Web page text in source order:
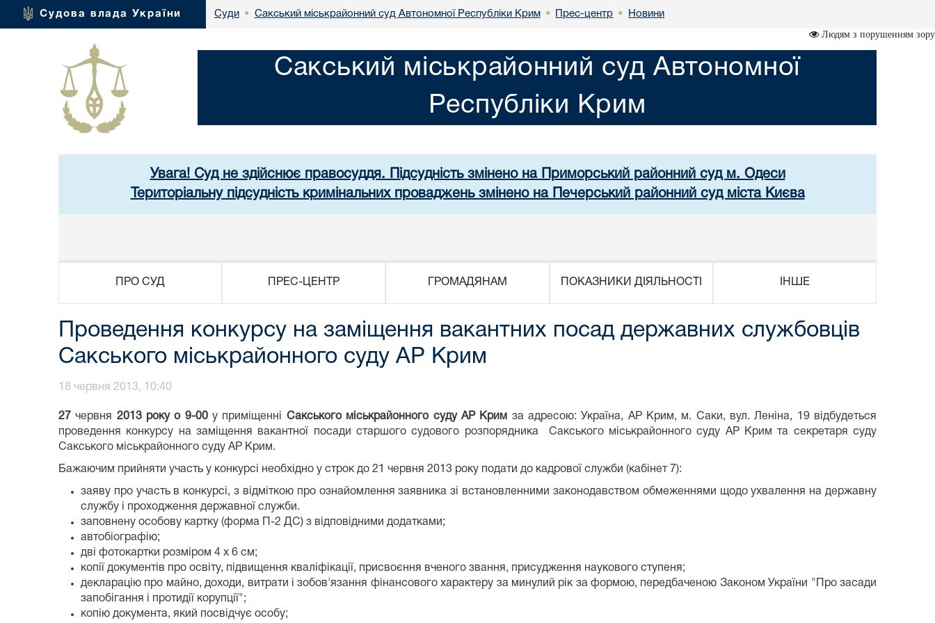
Судова влада України Суди • Сакський міськрайонний суд Автономної Республіки Крим • Прес-центр • Новини
Людям з порушенням зору
Сакський міськрайонний суд Автономної
Республіки Крим
Увага! Суд не здійснює правосуддя. Підсудність змінено на Приморський районний суд м. Одеси
Територіальну підсудність кримінальних проваджень змінено на Печерський районний суд міста Києва
ПРО СУД ПРЕС-ЦЕНТР ГРОМАДЯНАМ ПОКАЗНИКИ ДІЯЛЬНОСТІ ІНШЕ
Проведення конкурсу на заміщення вакантних посад державних службовців
Сакського міськрайонного суду АР Крим
18 червня 2013, 10:40
27 червня 2013 року о 9-00у приміщенні Сакського міськрайонного суду АР Крим за адресою: Україна, АР Крим, м. Саки, вул. Леніна, 19 відбудеться
проведення конкурсу на заміщення вакантної посади старшого судового розпорядника Сакського міськрайонного суду АР Крим та секретаря суду
Сакського міськрайонного суду АР Крим.
Бажаючим прийняти участь у конкурсі необхідно у строк до 21 червня 2013 року подати до кадрової служби (кабінет 7):
заяву про участь в конкурсі, з відміткою про ознайомлення заявника зі встановленними законодавством обмеженнями щодо ухвалення на державну
службу і проходження державної служби.
заповнену особову картку (форма П-2 ДС) з відповідними додатками;
автобіографію;
дві фотокартки розміром 4 х 6 см;
копії документів про освіту, підвищення кваліфікації, присвоєння вченого звання, присудження наукового ступеня;
декларацію про майно, доходи, витрати і зобов'язання фінансового характеру за минулий рік за формою, передбаченою Законом України "Про засади
запобігання і протидії корупції";
копію документа, який посвідчує особу;